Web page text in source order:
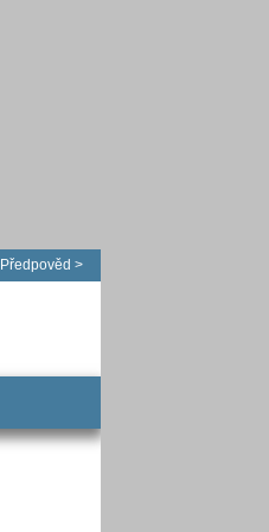
Předpověd >